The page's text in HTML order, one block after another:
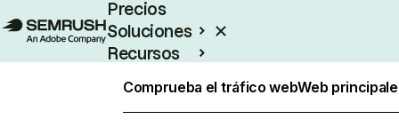
Precios
Soluciones
Recursos
Comprueba el tráfico webWeb